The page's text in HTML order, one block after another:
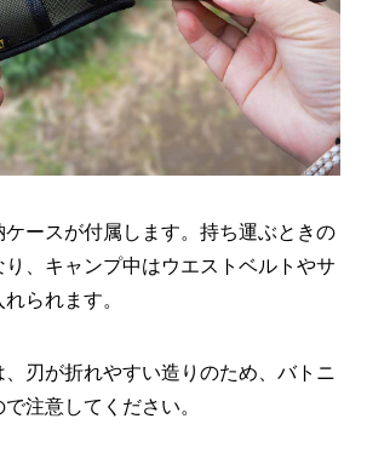
ースが付属します。持ち運ぶときの
、キャンプ中はウエストベルトやサ
られます。
刃が折れやすい造りのため、バトニ
注意してください。